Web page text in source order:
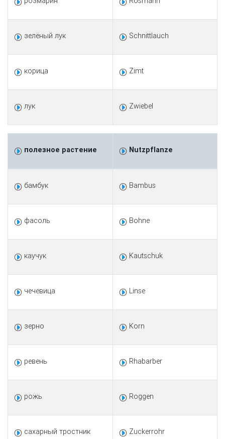
зелёный лук Schnittlauch
корица Zimt
лук Zwiebel
полезное растение Nutzpflanze
бамбук Bambus
фасоль Bohne
каучук Kautschuk
чечевица Linse
зерно Korn
ревень Rhabarber
рожь Roggen
сахарный тростник Zuckerrohr